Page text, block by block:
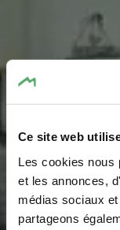
Ce site web
Les cookies nous
et les annonces,
médias sociaux
partageons